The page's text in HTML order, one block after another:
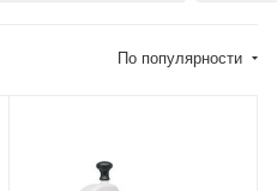
По популярности